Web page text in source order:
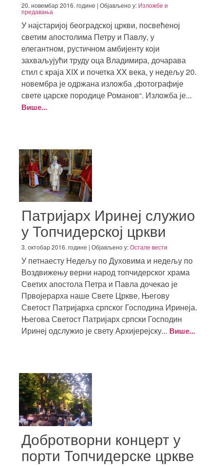
20. новембар 2016. године | Објављено у: Изложбе и
предавања
У најстаријој београдској цркви, посвећеној
светим апостолима Петру и Павлу, у
елегантном, рустичном амбијенту који
захваљујући труду оца Владимира, дочарава
стил с краја XIX и почетка XX века, у недељу 20.
новембра је одржана изложба „фотографије
свете царске породице Романов“. Изложба је...
Више...
Патријарх Иринеј служио
у Топчидерској цркви
3. октобар 2016. године | Објављено у:Остале вести
У петнаесту Недељу по Духовима и недељу по
Воздвижењу верни народ топчидерског храма
Светих апостола Петра и Павла дочекао је
Првојерарха наше Свете Цркве, Његову
Светост Патријарха српског Господина Иринеја.
Његова Светост Патријарх српски Господин
Иринеј одслужио је свету Архијерејску... Више...
Добротворни концерт у
порти Топчидерске цркве